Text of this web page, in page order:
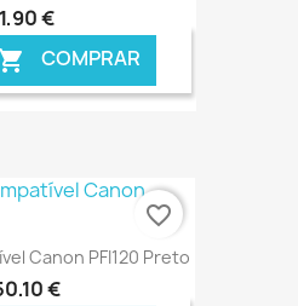
1,90 €
COMPRAR
€ ONLINE
Canon PFI120 Preto
€
favorite_border